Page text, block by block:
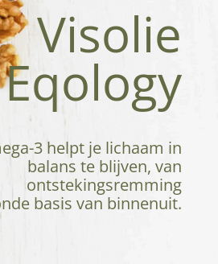
Visolie
3 helpt je lichaam in
balans te blijven, van
ontstekingsremming
basis van binnenuit.